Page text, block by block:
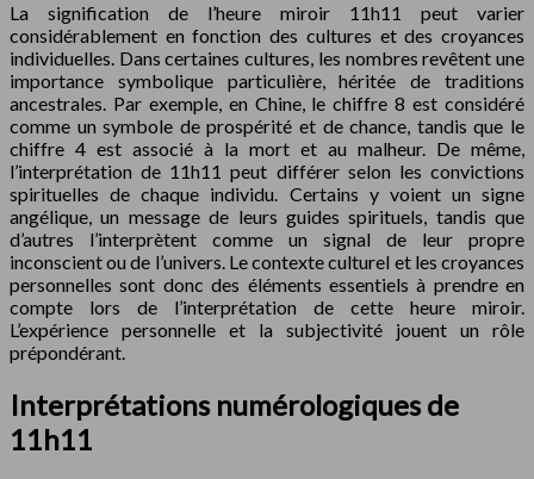
La signification de l’heure miroir 11h11 peut varier
considérablement en fonction des cultures et des croyances
individuelles. Dans certaines cultures, les nombres revêtent une
importance symbolique particulière, héritée de traditions
ancestrales. Par exemple, en Chine, le chiffre 8 est considéré
comme un symbole de prospérité et de chance, tandis que le
chiffre 4 est associé à la mort et au malheur. De même,
l’interprétation de 11h11 peut différer selon les convictions
spirituelles de chaque individu. Certains y voient un signe
angélique, un message de leurs guides spirituels, tandis que
d’autres l’interprètent comme un signal de leur propre
inconscient ou de l’univers. Le contexte culturel et les croyances
personnelles sont donc des éléments essentiels à prendre en
compte lors de l’interprétation de cette heure miroir.
L’expérience personnelle et la subjectivité jouent un rôle
prépondérant.
Interprétations numérologiques de
11h11